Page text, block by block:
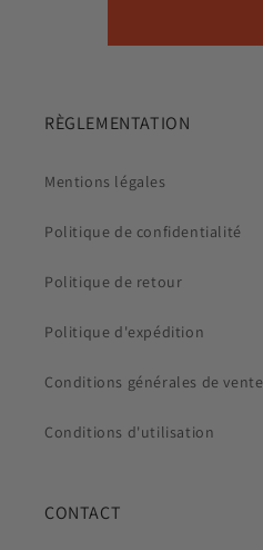
RÈGLEMENTATION
Mentions légales
Politique de confidentialité
Politique de retour
Politique d'expédition
Conditions générales de vente
Conditions d'utilisation
CONTACT